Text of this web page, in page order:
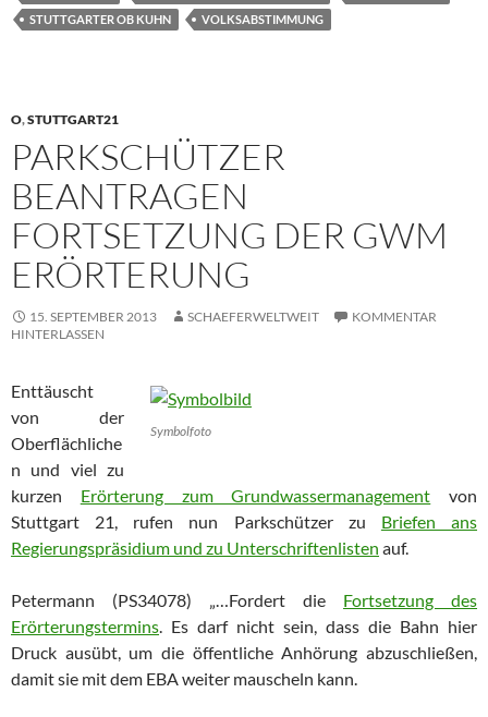
STUTTGARTER OB KUHN
VOLKSABSTIMMUNG
O,STUTTGART21
PARKSCHÜTZER
BEANTRAGEN
FORTSETZUNG DER GWM
ERÖRTERUNG
15. SEPTEMBER 2013 SCHAEFERWELTWEIT
KOMMENTAR
HINTERLASSEN
Symbolfoto
Enttäuscht
von der
Oberflächliche
n und viel zu
kurzen Erörterung zum Grundwassermanagement von
Stuttgart 21, rufen nun Parkschützer zu Briefen ans
Regierungspräsidium und zu Unterschriftenlisten auf.
Petermann (PS34078) „…Fordert die Fortsetzung des
Erörterungstermins. Es darf nicht sein, dass die Bahn hier
Druck ausübt, um die öffentliche Anhörung abzuschließen,
damit sie mit dem EBA weiter mauscheln kann.